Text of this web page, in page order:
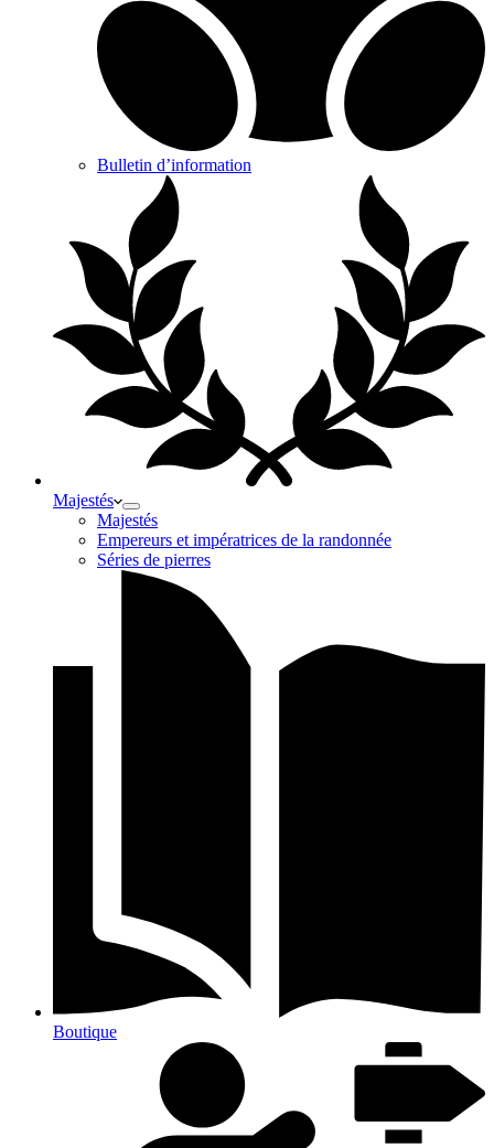
Bulletin d’information
Majestés
Majestés
Empereurs et impératrices de la randonnée
Séries de pierres
Boutique